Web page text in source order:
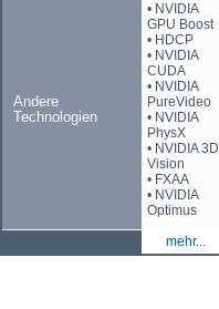
Andere
Technologien
• NVIDIA
GPU Boost
• HDCP
• NVIDIA
CUDA
• NVIDIA
PureVideo
• NVIDIA
PhysX
• NVIDIA 3D
Vision
• FXAA
• NVIDIA
Optimus
mehr...